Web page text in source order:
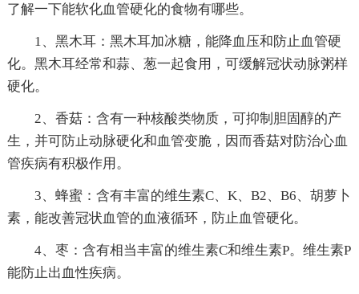
了解一下能软化血管硬化的食物有哪些。
1、黑木耳：黑木耳加冰糖，能降血压和防止血管硬
化。黑木耳经常和蒜、葱一起食用，可缓解冠状动脉粥样
硬化。
2、香菇：含有一种核酸类物质，可抑制胆固醇的产
生，并可防止动脉硬化和血管变脆，因而香菇对防治心血
管疾病有积极作用。
3、蜂蜜：含有丰富的维生素C、K、B2、B6、胡萝卜
素，能改善冠状血管的血液循环，防止血管硬化。
4、枣：含有相当丰富的维生素C和维生素P。维生素P
能防止出血性疾病。